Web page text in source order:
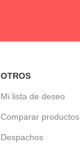
OTROS
Mi lista de deseo
Comparar productos
Despachos